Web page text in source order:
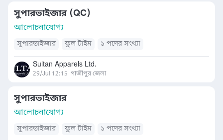
সুপারভাইজার (QC)
আলোচনাযোগ্য
সুপারভাইজার ফুল টাইম ১ পদের সংখ্যা
Sultan Apparels Ltd.
29/Jul 12:15 গাজীপুর জেলা
সুপারভাইজার
আলোচনাযোগ্য
সুপারভাইজার ফুল টাইম ১ পদের সংখ্যা